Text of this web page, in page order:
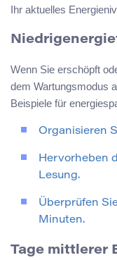
Ihr aktuelles
Wenn Sie erschöpft
dem Wartungsmodus
Beispiele für
Organisieren
Hervorheben
Lesung.
Überprüfen
Minuten.
Tage mittlerer